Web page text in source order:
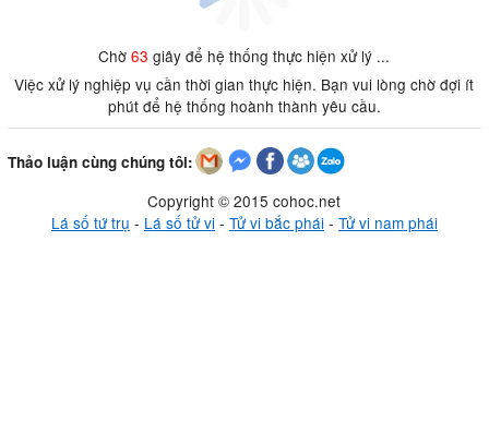
Chờ63 giây để hệ thống thực hiện xử lý ...
Việc xử lý nghiệp vụ cần thời gian thực hiện. Bạn vui lòng chờ đợi ít
phút để hệ thống hoành thành yêu cầu.
Thảo luận cùng chúng tôi:
Copyright © 2015 cohoc.net
Lá số tứ trụ - Lá số tử vi- Tử vi bắc phái- Tử vi nam phái